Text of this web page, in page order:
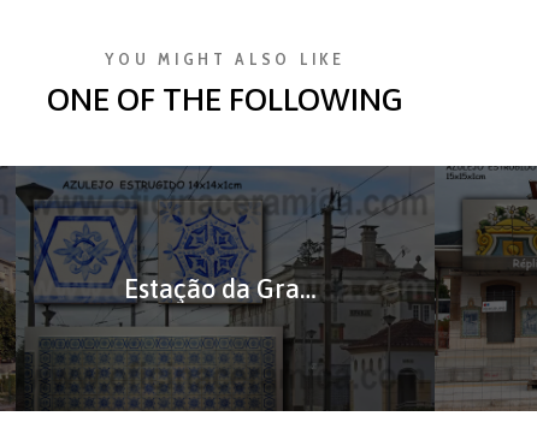
YOU MIGHT ALSO LIKE
ONE OF THE FOLLOWING
Estação da Granja – Réplicas de Azulejos